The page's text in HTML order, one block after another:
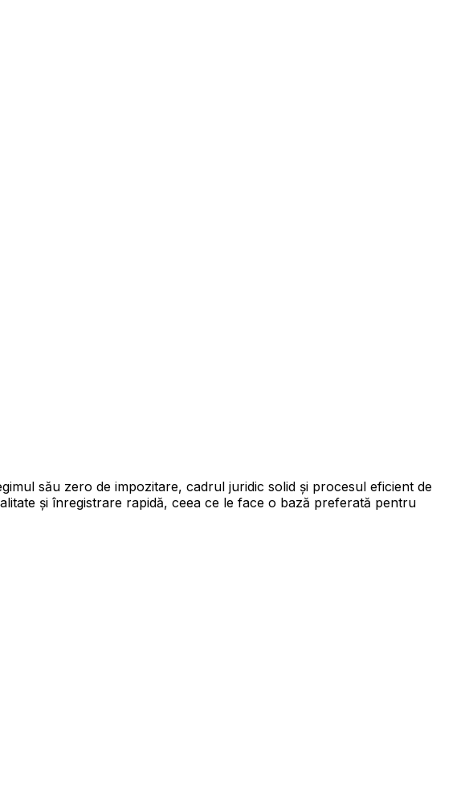
său zero de impozitare, cadrul juridic solid și procesul eficient de
și înregistrare rapidă, ceea ce le face o bază preferată pentru